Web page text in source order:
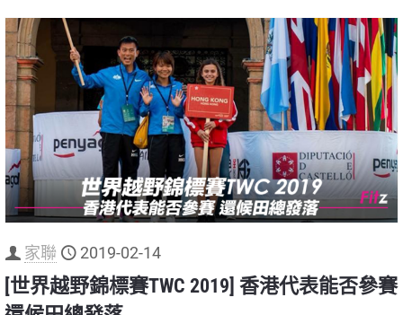
家聯 2019-02-14
[世界越野錦標賽TWC 2019] 香港代表能否參賽